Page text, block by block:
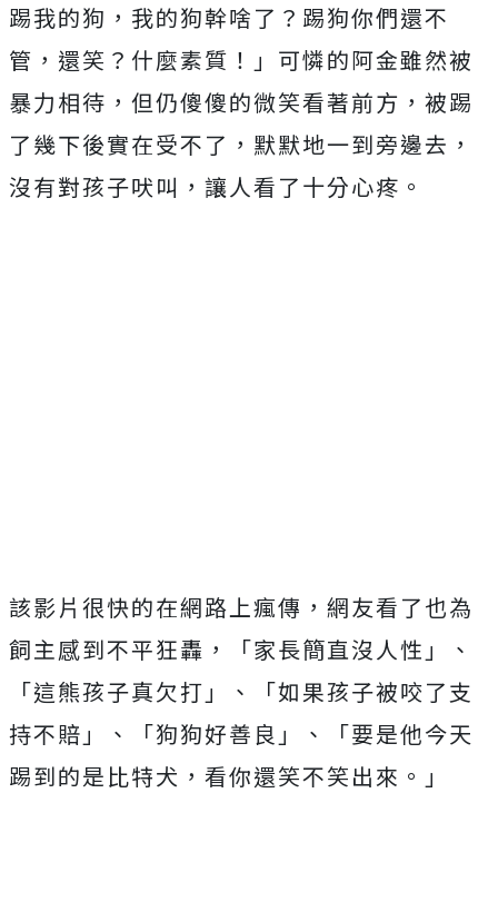
踢我的狗，我的狗幹啥了？踢狗你們還不
管，還笑？什麼素質！」可憐的阿金雖然被
暴力相待，但仍傻傻的微笑看著前方，被踢
了幾下後實在受不了，默默地一到旁邊去，
沒有對孩子吠叫，讓人看了十分心疼。
該影片很快的在網路上瘋傳，網友看了也為
飼主感到不平狂轟，「家長簡直沒人性」、
「這熊孩子真欠打」、「如果孩子被咬了支
持不賠」、「狗狗好善良」、「要是他今天
踢到的是比特犬，看你還笑不笑出來。」